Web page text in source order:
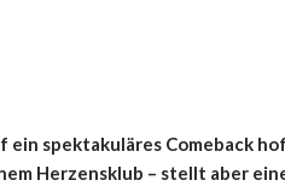
ein spektakuläres Comeback
Herzensklub – stellt aber